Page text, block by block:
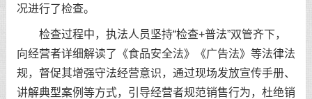
况进行了检查。
检查过程中，执法人员坚持“检查+普法”双管齐下，
向经营者详细解读了《食品安全法》《广告法》等法律法
规，督促其增强守法经营意识，通过现场发放宣传手册、
讲解典型案例等方式，引导经营者规范销售行为，杜绝销